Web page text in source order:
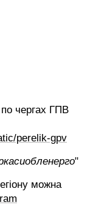
чергах ГПВ
perelik-gpv
"
можна